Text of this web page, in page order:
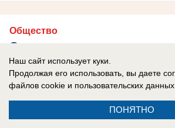
Общество
От восстановления шахт до
робототехники:
ДНР сегодня
От Кольчуги до дронов:
инженерной школы ДНР
Наш сайт использует куки.
Продолжая его использовать, вы даете
файлов cookie и пользовательских данных.
ПОНЯТНО